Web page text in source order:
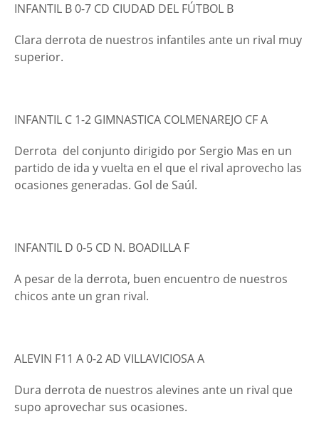
INFANTIL B 0-7 CD CIUDAD DEL FÚTBOL B
Clara derrota de nuestros infantiles ante un rival muy
superior.
INFANTIL C 1-2 GIMNASTICA COLMENAREJO CF A
Derrota del conjunto dirigido por Sergio Mas en un
partido de ida y vuelta en el que el rival aprovecho las
ocasiones generadas. Gol de Saúl.
INFANTIL D 0-5 CD N. BOADILLA F
A pesar de la derrota, buen encuentro de nuestros
chicos ante un gran rival.
ALEVIN F11 A 0-2 AD VILLAVICIOSA A
Dura derrota de nuestros alevines ante un rival que
supo aprovechar sus ocasiones.